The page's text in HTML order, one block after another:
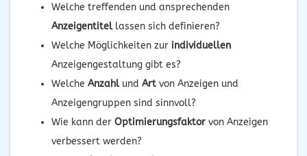
Welche treffenden und ansprechenden
Anzeigentitellassen sich definieren?
Welche Möglichkeiten zur individuellen
Anzeigengestaltung gibt es?
Welche Anzahlund Art von Anzeigen und
Anzeigengruppen sind sinnvoll?
Wie kann der Optimierungsfaktor von Anzeigen
verbessert werden?